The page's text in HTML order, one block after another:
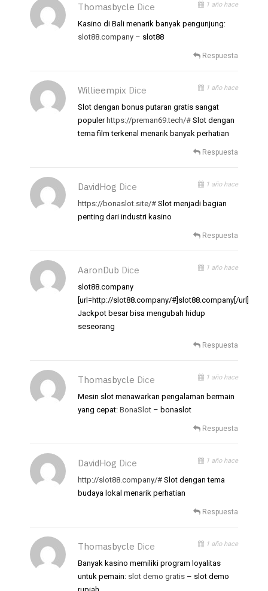
Thomasbycle Dice 1 año hace
Kasino di Bali menarik banyak pengunjung:
slot88.company – slot88
Respuesta
Willieempix Dice 1 año hace
Slot dengan bonus putaran gratis sangat
populer https://preman69.tech/# Slot dengan
tema film terkenal menarik banyak perhatian
Respuesta
DavidHog Dice 1 año hace
https://bonaslot.site/# Slot menjadi bagian
penting dari industri kasino
Respuesta
AaronDub Dice 1 año hace
slot88.company
[url=http://slot88.company/#]slot88.company[/url]
Jackpot besar bisa mengubah hidup
seseorang
Respuesta
Thomasbycle Dice 1 año hace
Mesin slot menawarkan pengalaman bermain
yang cepat: BonaSlot – bonaslot
Respuesta
DavidHog Dice 1 año hace
http://slot88.company/# Slot dengan tema
budaya lokal menarik perhatian
Respuesta
Thomasbycle Dice 1 año hace
Banyak kasino memiliki program loyalitas
untuk pemain: slot demo gratis – slot demo